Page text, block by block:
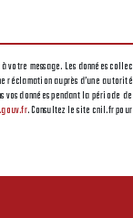
message. Les données
auprès d’une
données pendant la période
. Consultez le site cnil.fr